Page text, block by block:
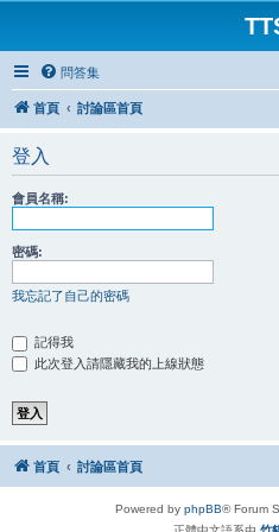
問答集
首頁 討論區首頁
登入
會員名稱:
密碼:
我忘記了自己的密碼
記得我
此次登入請隱藏我的上線狀態
首頁 討論區首頁
Powered by phpBB® Forum